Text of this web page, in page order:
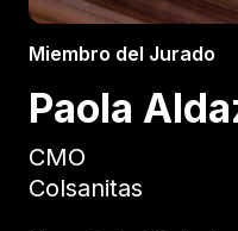
Miembro del Jurado
Paola
CMO
Colsanitas